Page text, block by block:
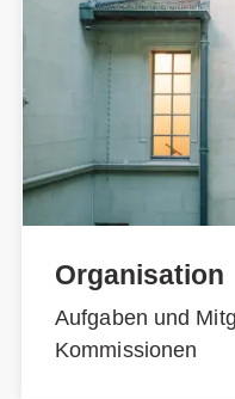
Organisation
Aufgaben und
Kommissionen